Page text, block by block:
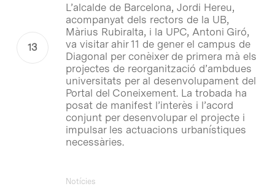
L’alcalde de Barcelona, Jordi Hereu,
acompanyat dels rectors de la UB,
Màrius Rubiralta, i la UPC, Antoni Giró,
va visitar ahir 11 de gener el campus de
Diagonal per conèixer de primera mà els
projectes de reorganització d’ambdues
universitats per al desenvolupament del
Portal del Coneixement. La trobada ha
posat de manifest l’interès i l’acord
conjunt per desenvolupar el projecte i
impulsar les actuacions urbanístiques
necessàries.
Notícies